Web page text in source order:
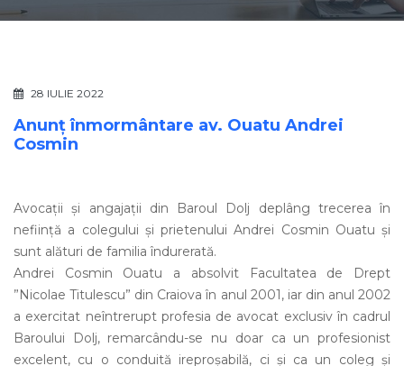
28 IULIE 2022
Anunț înmormântare av. Ouatu Andrei
Cosmin
Avocații și angajații din Baroul Dolj deplâng trecerea în
neființă a colegului și prietenului Andrei Cosmin Ouatu și
sunt alături de familia îndurerată.
Andrei Cosmin Ouatu a absolvit Facultatea de Drept
”Nicolae Titulescu” din Craiova în anul 2001, iar din anul 2002
a exercitat neîntrerupt profesia de avocat exclusiv în cadrul
Baroului Dolj, remarcându-se nu doar ca un profesionist
excelent, cu o conduită ireproșabilă, ci și ca un coleg și